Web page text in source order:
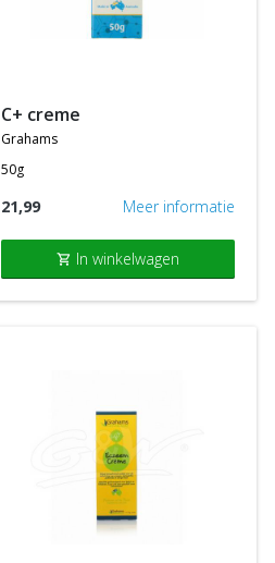
c+ creme
grahams
50g
21,99 Meer informatie
shopping_cart In winkelwagen